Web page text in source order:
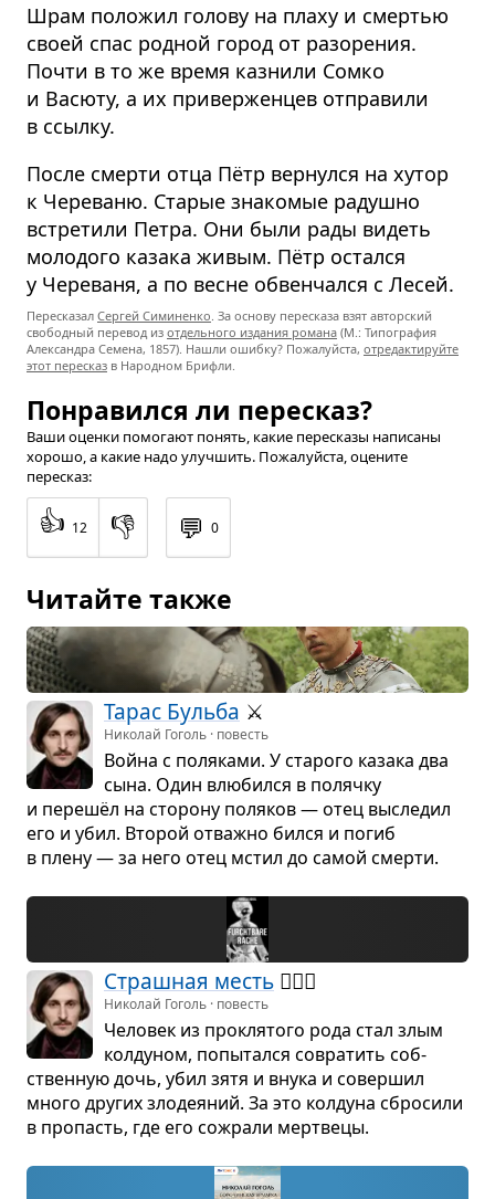
Шрам положил голову на плаху и смертью
своей спас родной город от разорения.
Почти в то же время казнили Сомко
и Васюту, а их приверженцев отправили
в ссылку.
После смерти отца Пётр вернулся на хутор
к Череваню. Старые знакомые радушно
встретили Петра. Они были рады видеть
молодого казака живым. Пётр остался
у Череваня, а по весне обвенчался с Лесей.
Пересказал Сергей Симиненко . За основу пересказа взят авторский
свободный перевод из отдельного издания романа (М.: Типография
Александра Семена, 1857). Нашли ошибку? Пожалуйста, отредактируйте
этот пересказ в Народном Брифли.
Понравился ли пересказ?
Ваши оценки помогают понять, какие пересказы написаны
хорошо, а какие надо улучшить. Пожалуйста, оцените
пересказ:
👍 12 👎 💬 0
Читайте также
Тарас Бульба ⚔️
Николай Гоголь · повесть
Война с поля­ками. У ста­рого казака два
сына. Один влю­бился в полячку
и перешёл на сто­рону поля­ков — отец высле­дил
его и убил. Вто­рой отважно бился и погиб
в плену — за него отец мстил до самой смерти.
Страш­ная месть 🧙🏻‍♂️
Николай Гоголь · повесть
Чело­век из про­кля­того рода стал злым
кол­ду­ном, попы­тался совра­тить соб­
ствен­ную дочь, убил зятя и внука и совер­шил
много дру­гих зло­де­я­ний. За это кол­дуна сбро­сили
в про­пасть, где его сожрали мерт­вецы.